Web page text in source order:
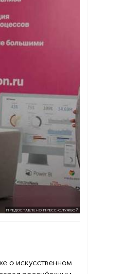
ПРЕДОСТАВЛЕНО ПРЕСС-СЛУЖБОЙ
о искусственном